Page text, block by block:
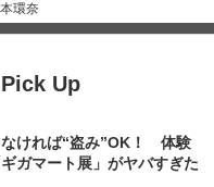
環奈
Up
なければ“盗み”OK！ 体験
ガマート展」がヤバすぎた